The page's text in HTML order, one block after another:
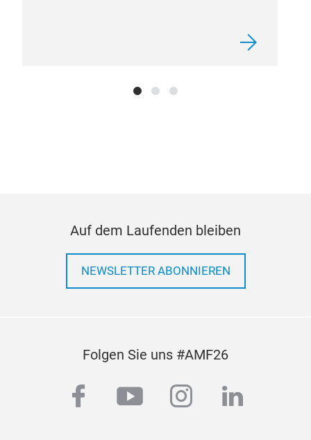
Auf dem Laufenden bleiben
NEWSLETTER ABONNIEREN
Folgen Sie uns #AMF26
facebook
youtubeinstagram
linkedin